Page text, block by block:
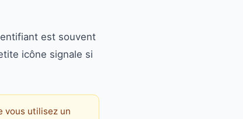
est souvent
icône signale si
vous utilisez un